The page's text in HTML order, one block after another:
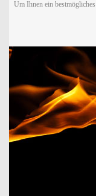
Um Ihnen ein